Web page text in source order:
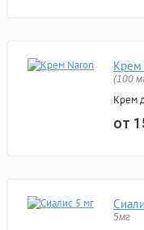
Крем
(100
Крем
от
5мг